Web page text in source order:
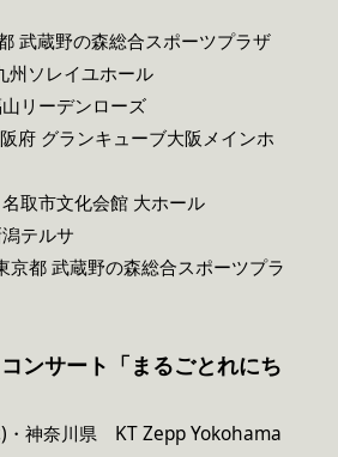
武蔵野の森総合スポーツプラザ
州ソレイユホール
リーデンローズ
府 グランキューブ大阪メインホ
取市文化会館 大ホール
テルサ
都 武蔵野の森総合スポーツプラ
ンサート「まるごとれにち
・神奈川県 KT Zepp Yokohama